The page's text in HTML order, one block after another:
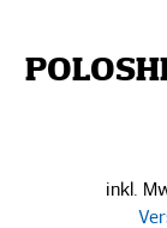
inkl.